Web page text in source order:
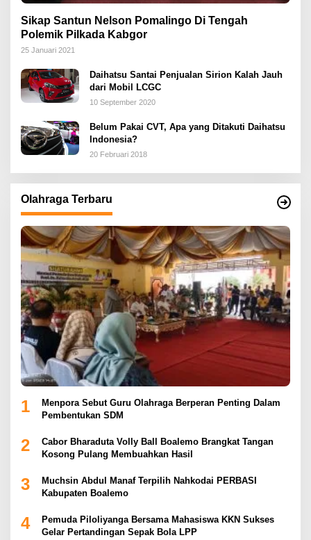
Sikap Santun Nelson Pomalingo Di Tengah
Polemik Pilkada Kabgor
25 Januari 2021
Daihatsu Santai Penjualan Sirion Kalah Jauh
dari Mobil LCGC
10 September 2020
Belum Pakai CVT, Apa yang Ditakuti Daihatsu
Indonesia?
20 Februari 2018
Olahraga Terbaru
1
Menpora Sebut Guru Olahraga Berperan Penting Dalam
Pembentukan SDM
2
Cabor Bharaduta Volly Ball Boalemo Brangkat Tangan
Kosong Pulang Membuahkan Hasil
3
Muchsin Abdul Manaf Terpilih Nahkodai PERBASI
Kabupaten Boalemo
4
Pemuda Piloliyanga Bersama Mahasiswa KKN Sukses
Gelar Pertandingan Sepak Bola LPP